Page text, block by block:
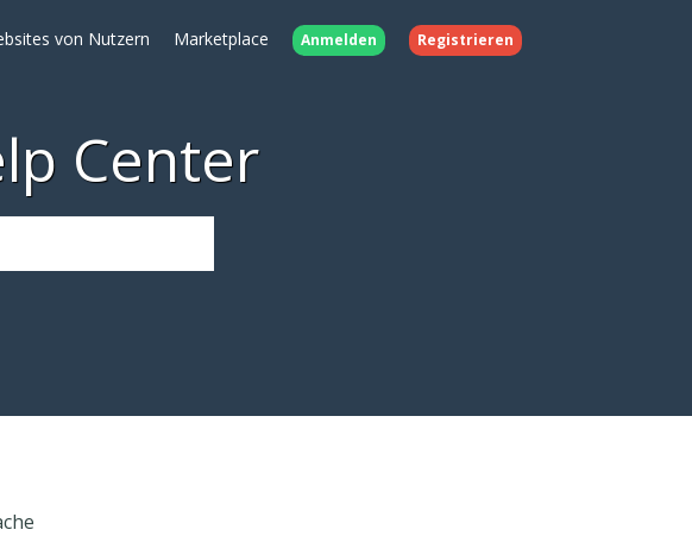
von Nutzern Marketplace Anmelden Registrieren
Center